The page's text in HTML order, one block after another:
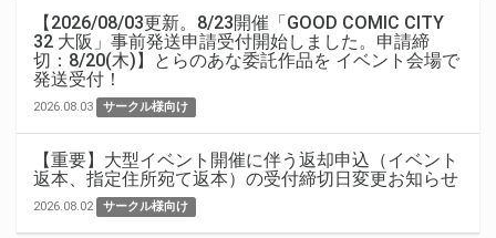
【2026/08/03更新。8/23開催「GOOD COMIC CITY
32 大阪」事前発送申請受付開始しました。申請締
切：8/20(木)】とらのあな委託作品を イベント会場で
発送受付！
2026.08.03 サークル様向け
【重要】大型イベント開催に伴う返却申込（イベント
返本、指定住所宛て返本）の受付締切日変更お知らせ
2026.08.02 サークル様向け